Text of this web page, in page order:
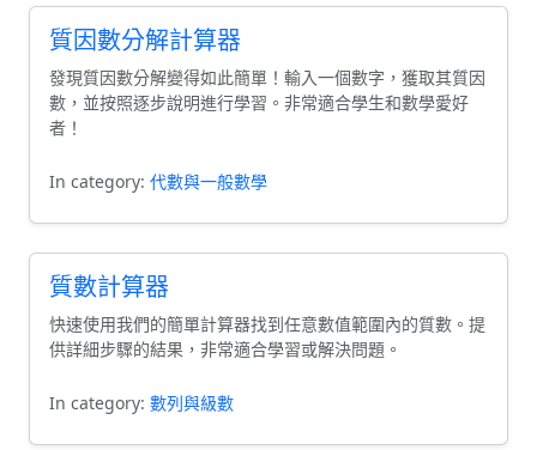
質因數分解計算器
發現質因數分解變得如此簡單！輸入一個數字，獲取其質因
數，並按照逐步說明進行學習。非常適合學生和數學愛好
者！
In category: 代數與一般數學
質數計算器
快速使用我們的簡單計算器找到任意數值範圍內的質數。提
供詳細步驟的結果，非常適合學習或解決問題。
In category: 數列與級數